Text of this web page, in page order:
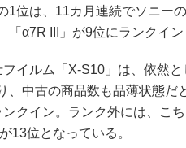
1位は、11カ月連続でソニー
「α7R III」が9位にランクイン
イルム「X-S10」は、依然
、中古の商品数も品薄状態だ
ンクイン。ランク外には、こ
13位となっている。